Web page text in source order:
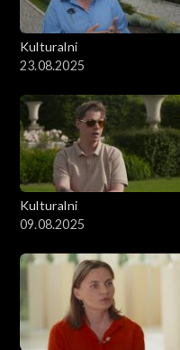
Kulturalni
23.08.2025
Kulturalni
09.08.2025